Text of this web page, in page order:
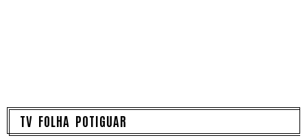
TV FOLHA POTIGUAR